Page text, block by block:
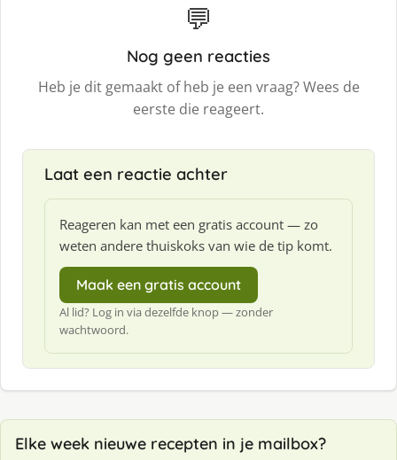
💬
Nog geen reacties
Heb je dit gemaakt of heb je een vraag? Wees de
eerste die reageert.
Laat een reactie achter
Reageren kan met een gratis account — zo
weten andere thuiskoks van wie de tip komt.
Maak een gratis account
Al lid? Log in via dezelfde knop — zonder
wachtwoord.
Elke week nieuwe recepten in je mailbox?